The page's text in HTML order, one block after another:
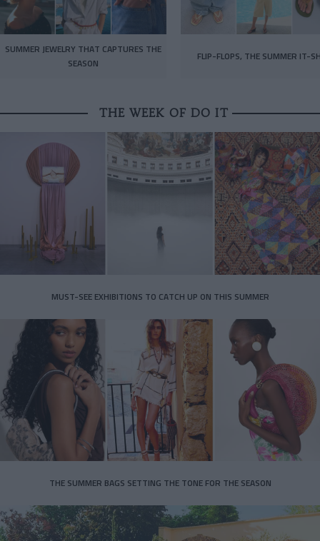
SUMMER JEWELRY THAT CAPTURES THE
SEASON
FLIP-FLOPS, THE SUMMER IT-
THE WEEK OF DO IT
MUST-SEE EXHIBITIONS TO CATCH UP ON THIS SUMMER
THE SUMMER BAGS SETTING THE TONE FOR THE SEASON